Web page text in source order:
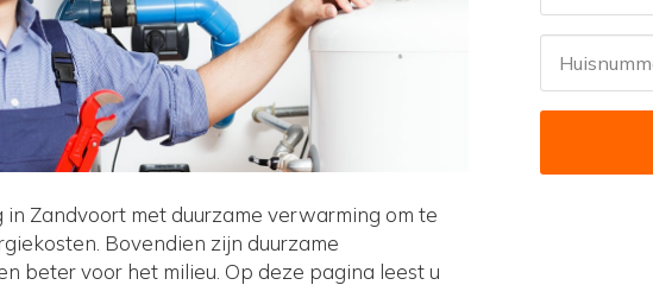
Zandvoort met duurzame verwarming om te
Bovendien zijn duurzame
beter voor het milieu. Op deze pagina leest u